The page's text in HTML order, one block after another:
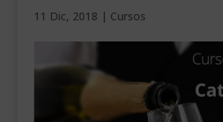
DECORACIÓN
HORARIO GARDEN
11 Dic, 2018 | Cursos